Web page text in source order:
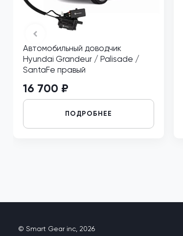
Автомобильный доводчик
Hyundai Grandeur / Palisade /
SantaFe правый
16 700 ₽
ПОДРОБНЕЕ
© Smart Gear inc, 2026